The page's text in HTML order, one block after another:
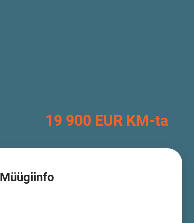
19 900 EUR KM-ta
Müügiinfo